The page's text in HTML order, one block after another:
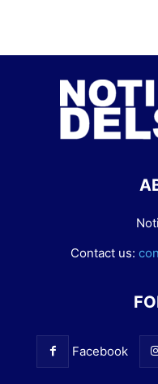
Contact us:
Facebook